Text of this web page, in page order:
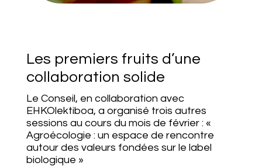
Les premiers fruits d’une
collaboration solide
Le Conseil, en collaboration avec
EHKOlektiboa, a organisé trois autres
sessions au cours du mois de février : «
Agroécologie : un espace de rencontre
autour des valeurs fondées sur le label
biologique »